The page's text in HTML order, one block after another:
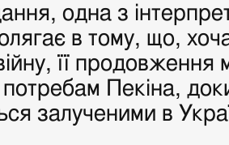
одна з
в тому, що,
її продовження
потребам Пекіна,
залученими в